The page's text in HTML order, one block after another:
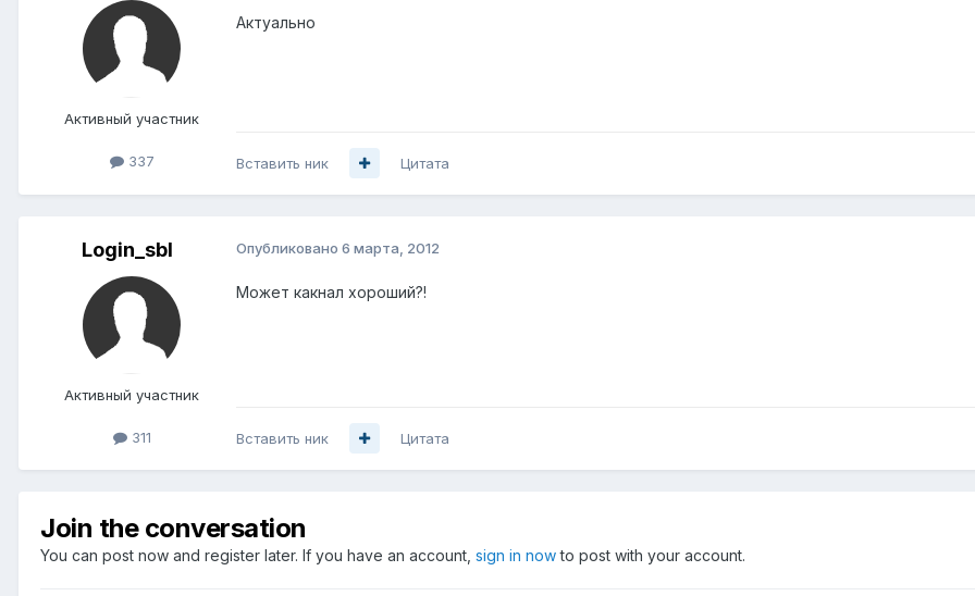
Активный участник
337
Актуально
Вставить ник Цитата
Login_sbl
Активный участник
311
Опубликовано 6 марта, 2012
Может какнал хороший?!
Вставить ник Цитата
Join the conversation
You can post now and register later. If you have an account, sign in nowto post with your account.